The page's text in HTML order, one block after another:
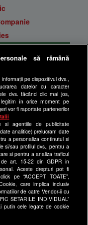
să rămână
pe dispozitivul dvs.,
datelor cu caracter
dvs. făcând clic mai jos,
în orice moment pe
vor fi raportate partenerilor
si agentiile de publicitate
analitice) prelucram date
a personaliza continutul si
si/sau profilul dvs., pentru a
si pentru a analiza traficul
de art. 15-22 din GDPR in
Aceste drepturi pot fi
pe “ACCEPT TOATE”,
care implica inclusiv
de catre Vendor-ii cu
SETARILE INDIVIDUAL”
putin cele legate de cookie